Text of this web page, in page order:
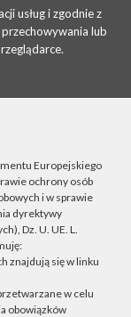
usług i zgodnie z
lub
Europejskiego
ochrony osób
i w sprawie
dyrektywy
Dz. U. UE. L.
znajdują się w linku
w celu
obowiązków